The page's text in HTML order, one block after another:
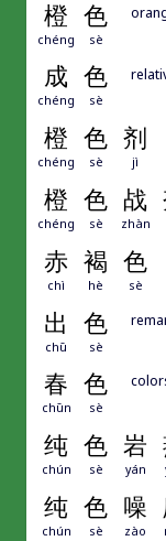
橙 色
chéng sè
成 色
chéng sè
橙 色 剂
chéng sè jì
橙 色 战
chéng sè zhàn
赤 褐 色
chì hè sè
出 色
chū sè
春 色
chūn sè
纯 色 岩
chún sè yán
纯 色 噪
chún sè zào